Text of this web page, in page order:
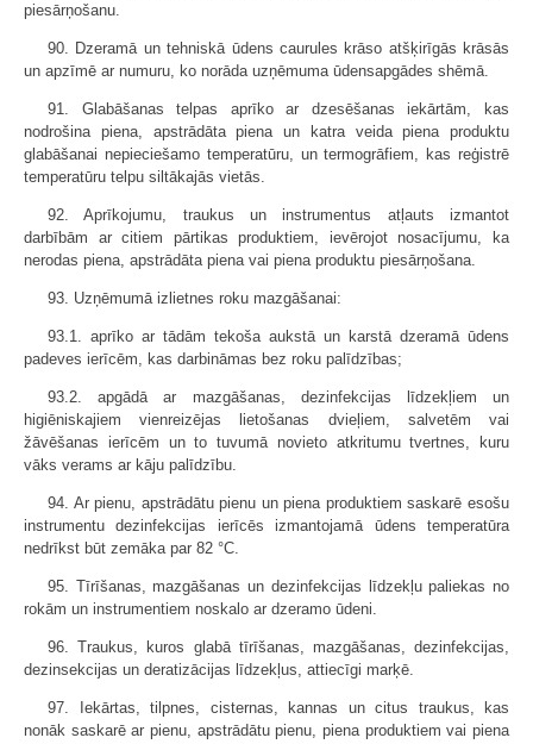
piesārņošanu.
90. Dzeramā un tehniskā ūdens caurules krāso atšķirīgās krāsās
un apzīmē ar numuru, ko norāda uzņēmuma ūdensapgādes shēmā.
91. Glabāšanas telpas aprīko ar dzesēšanas iekārtām, kas
nodrošina piena, apstrādāta piena un katra veida piena produktu
glabāšanai nepieciešamo temperatūru, un termogrāfiem, kas reģistrē
temperatūru telpu siltākajās vietās.
92. Aprīkojumu, traukus un instrumentus atļauts izmantot
darbībām ar citiem pārtikas produktiem, ievērojot nosacījumu, ka
nerodas piena, apstrādāta piena vai piena produktu piesārņošana.
93. Uzņēmumā izlietnes roku mazgāšanai:
93.1. aprīko ar tādām tekoša aukstā un karstā dzeramā ūdens
padeves ierīcēm, kas darbināmas bez roku palīdzības;
93.2. apgādā ar mazgāšanas, dezinfekcijas līdzekļiem un
higiēniskajiem vienreizējas lietošanas dvieļiem, salvetēm vai
žāvēšanas ierīcēm un to tuvumā novieto atkritumu tvertnes, kuru
vāks verams ar kāju palīdzību.
94. Ar pienu, apstrādātu pienu un piena produktiem saskarē esošu
instrumentu dezinfekcijas ierīcēs izmantojamā ūdens temperatūra
nedrīkst būt zemāka par 82 °C.
95. Tīrīšanas, mazgāšanas un dezinfekcijas līdzekļu paliekas no
rokām un instrumentiem noskalo ar dzeramo ūdeni.
96. Traukus, kuros glabā tīrīšanas, mazgāšanas, dezinfekcijas,
dezinsekcijas un deratizācijas līdzekļus, attiecīgi marķē.
97. Iekārtas, tilpnes, cisternas, kannas un citus traukus, kas
nonāk saskarē ar pienu, apstrādātu pienu, piena produktiem vai piena